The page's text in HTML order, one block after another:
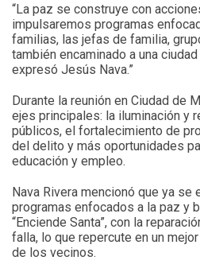
“La paz se construye con
impulsaremos programas
familias, las jefas de familia,
también encaminado a una
expresó Jesús Nava.”
Durante la reunión en Ciudad de
ejes principales: la iluminación y
públicos, el fortalecimiento de
del delito y más oportunidades
educación y empleo.
Nava Rivera mencionó que ya se
programas enfocados a la paz y
“Enciende Santa”, con la
falla, lo que repercute en un
de los vecinos.